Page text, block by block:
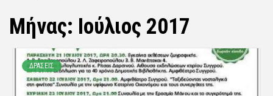
Μήνας: Ιούλιος 2017
ΔΡΑΣΕΙΣ